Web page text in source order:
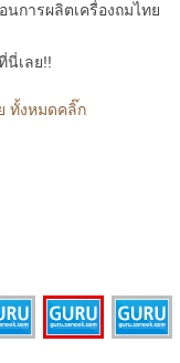
นการผลิตเครื่องถมไทย
นี่เลย!!
ทั้งหมดคลิ๊ก